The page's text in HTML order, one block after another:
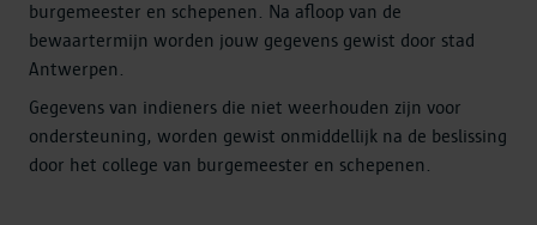
burgemeester en schepenen. Na afloop van de
bewaartermijn worden jouw gegevens gewist door stad
Antwerpen.
Gegevens van indieners die niet weerhouden zijn voor
ondersteuning, worden gewist onmiddellijk na de beslissing
door het college van burgemeester en schepenen.